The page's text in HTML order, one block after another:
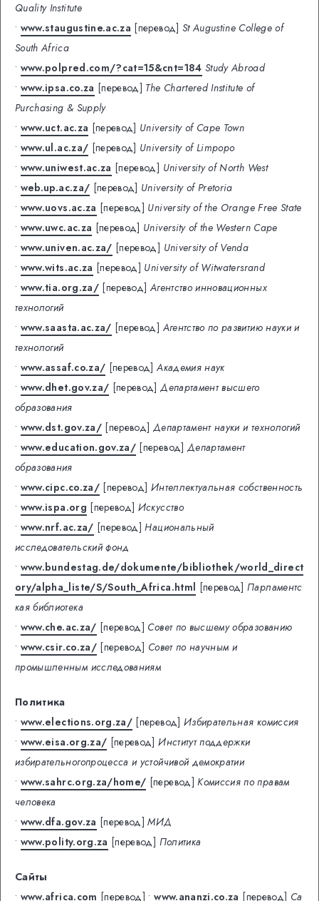
Quality Institute
• www.staugustine.ac.za [перевод] St Augustine College of
South Africa
• www.polpred.com/?cat=15&cnt=184 Study Abroad
• www.ipsa.co.za [перевод] The Chartered Institute of
Purchasing & Supply
• www.uct.ac.za [перевод] University of Cape Town
• www.ul.ac.za/ [перевод] University of Limpopo
• www.uniwest.ac.za [перевод] University of North West
• web.up.ac.za/ [перевод] University of Pretoria
• www.uovs.ac.za [перевод] University of the Orange Free State
• www.uwc.ac.za [перевод] University of the Western Cape
• www.univen.ac.za/ [перевод] University of Venda
• www.wits.ac.za [перевод] University of Witwatersrand
• www.tia.org.za/ [перевод] Агентство инновационных
технологий
• www.saasta.ac.za/ [перевод] Агентство по развитию науки и
технологий
• www.assaf.co.za/ [перевод] Академия наук
• www.dhet.gov.za/ [перевод] Департамент высшего
образования
• www.dst.gov.za/ [перевод] Департамент науки и технологий
• www.education.gov.za/ [перевод] Департамент
образования
• www.cipc.co.za/ [перевод] Интеллектуальная собственность
• www.ispa.org [перевод] Искусство
• www.nrf.ac.za/ [перевод] Национальный
исследовательский фонд
• www.bundestag.de/dokumente/bibliothek/world_direct
ory/alpha_liste/S/South_Africa.html [перевод] Парламентс
кая библиотека
• www.che.ac.za/ [перевод] Совет по высшему образованию
• www.csir.co.za/ [перевод] Совет по научным и
промышленным исследованиям
Политика
• www.elections.org.za/ [перевод] Избирательная комиссия
• www.eisa.org.za/ [перевод] Институт поддержки
избирательногопроцесса и устойчивой демократии
• www.sahrc.org.za/home/ [перевод] Комиссия по правам
человека
• www.dfa.gov.za [перевод] МИД
• www.polity.org.za [перевод] Политика
Сайты
• www.africa.com [перевод] •www.ananzi.co.za [перевод] Са